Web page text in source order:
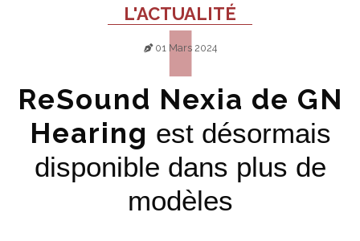
L'ACTUALITÉ
01 Mars 2024
ReSound Nexia de GN
Hearing est désormais
disponible dans plus de
modèles